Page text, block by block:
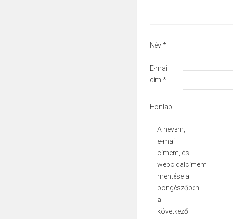
Név*
E-mail
cím *
Honlap
A nevem,
e-mail
címem, és
weboldalcímem
mentése a
böngészőben
a
következő